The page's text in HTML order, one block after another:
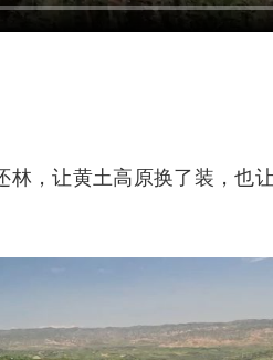
，让黄土高原换了装，也让